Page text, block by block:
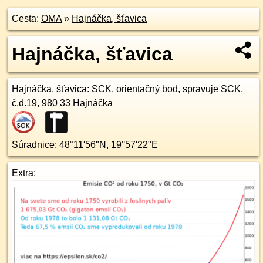
Cesta: OMA» Hajnáčka, šťavica
Hajnáčka, šťavica
Hajnáčka, šťavica: SCK, orientačný bod, spravuje SCK,
č.d.19, 980 33 Hajnáčka
Súradnice: 48°11'56"N , 19°57'22"E
Extra: